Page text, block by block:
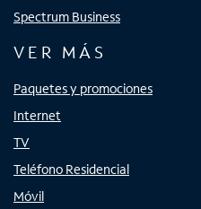
Spectrum Business
VER MÁS
Paquetes y promociones
Internet
TV
Teléfono Residencial
Móvil